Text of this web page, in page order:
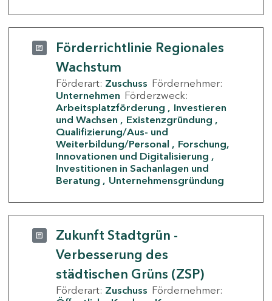
Förderrichtlinie Regionales
Wachstum
Förderart: Zuschuss Fördernehmer:
Unternehmen Förderzweck:
Arbeitsplatzförderung
Investieren
und Wachsen
Existenzgründung
Qualifizierung/Aus- und
Weiterbildung/Personal
Forschung,
Innovationen und Digitalisierung
Investitionen in Sachanlagen und
Beratung
Unternehmensgründung
Zukunft Stadtgrün -
Verbesserung des
städtischen Grüns (ZSP)
Förderart: Zuschuss Fördernehmer: